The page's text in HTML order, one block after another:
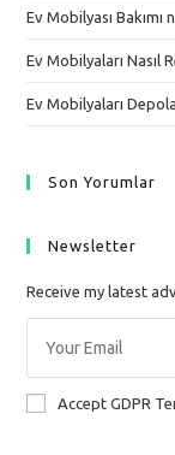
Ev Mobilyası Bakımı
Ev Mobilyaları Nasıl
Ev Mobilyaları
Son Yorumlar
Newsletter
Receive my latest
Accept GDPR